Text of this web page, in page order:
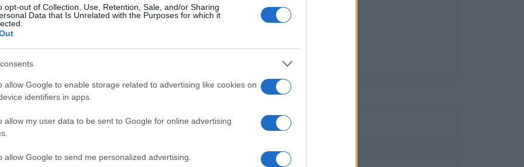
opt-out of Collection, Use, Retention, Sale, and/or Sharing
Data that Is Unrelated with the Purposes for which it
allow Google to enable storage related to advertising like cookies on
identifiers in apps.
allow my user data to be sent to Google for online advertising
allow Google to send me personalized advertising.
και περιβαλλοντικοί φορείς.
Facebook